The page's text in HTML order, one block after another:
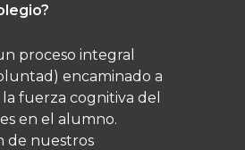
proceso integral
encaminado a
fuerza cognitiva del
en el alumno.​
de nuestros